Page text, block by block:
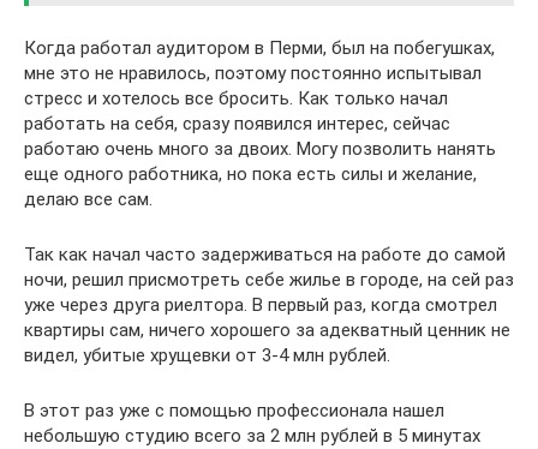
Когда работал аудитором в Перми, был на побегушках,
мне это не нравилось, поэтому постоянно испытывал
стресс и хотелось все бросить. Как только начал
работать на себя, сразу появился интерес, сейчас
работаю очень много за двоих. Могу позволить нанять
еще одного работника, но пока есть силы и желание,
делаю все сам.
Так как начал часто задерживаться на работе до самой
ночи, решил присмотреть себе жилье в городе, на сей раз
уже через друга риелтора. В первый раз, когда смотрел
квартиры сам, ничего хорошего за адекватный ценник не
видел, убитые хрущевки от 3-4 млн рублей.
В этот раз уже с помощью профессионала нашел
небольшую студию всего за 2 млн рублей в 5 минутах